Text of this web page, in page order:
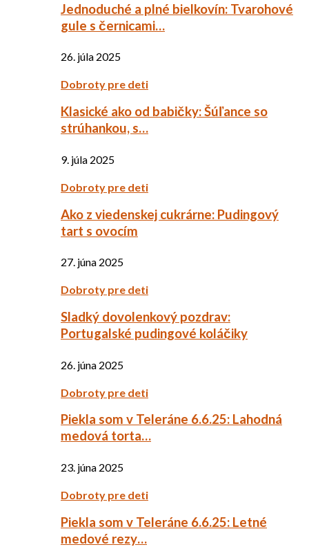
Jednoduché a plné bielkovín: Tvarohové
gule s černicami…
26. júla 2025
Dobroty pre deti
Klasické ako od babičky: Šúľance so
strúhankou, s…
9. júla 2025
Dobroty pre deti
Ako z viedenskej cukrárne: Pudingový
tart s ovocím
27. júna 2025
Dobroty pre deti
Sladký dovolenkový pozdrav:
Portugalské pudingové koláčiky
26. júna 2025
Dobroty pre deti
Piekla som v Teleráne 6.6.25: Lahodná
medová torta…
23. júna 2025
Dobroty pre deti
Piekla som v Teleráne 6.6.25: Letné
medové rezy…